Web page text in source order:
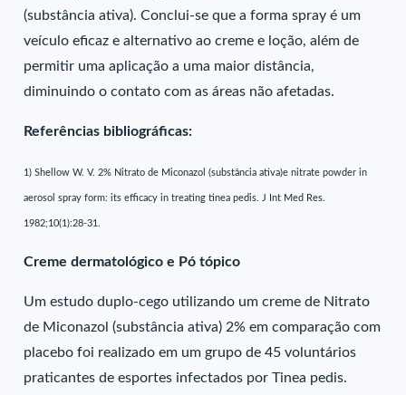
(substância ativa). Conclui-se que a forma spray é um
veículo eficaz e alternativo ao creme e loção, além de
permitir uma aplicação a uma maior distância,
diminuindo o contato com as áreas não afetadas.
Referências bibliográficas:
1) Shellow W. V. 2% Nitrato de Miconazol (substância ativa)e nitrate powder in
aerosol spray form: its efficacy in treating tinea pedis. J Int Med Res.
1982;10(1):28-31.
Creme dermatológico e Pó tópico
Um estudo duplo-cego utilizando um creme de Nitrato
de Miconazol (substância ativa) 2% em comparação com
placebo foi realizado em um grupo de 45 voluntários
praticantes de esportes infectados por Tinea pedis.